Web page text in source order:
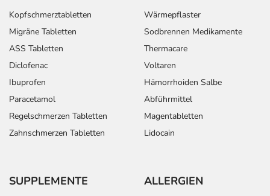
Kopfschmerztabletten
Migräne Tabletten
ASS Tabletten
Diclofenac
Ibuprofen
Paracetamol
Regelschmerzen Tabletten
Zahnschmerzen Tabletten
Wärmepflaster
Sodbrennen Medikamente
Thermacare
Voltaren
Hämorrhoiden Salbe
Abführmittel
Magentabletten
Lidocain
SUPPLEMENTE ALLERGIEN